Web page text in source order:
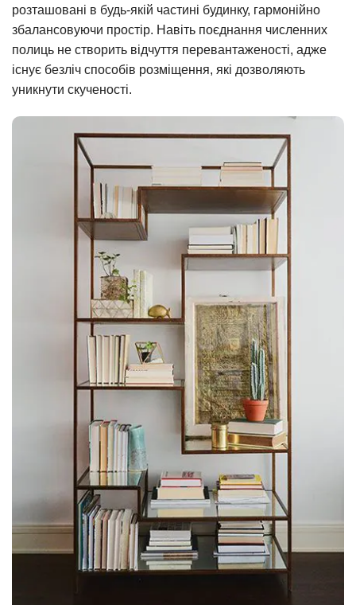
розташовані в будь-якій частині будинку, гармонійно
збалансовуючи простір. Навіть поєднання численних
полиць не створить відчуття перевантаженості, адже
існує безліч способів розміщення, які дозволяють
уникнути скученості.